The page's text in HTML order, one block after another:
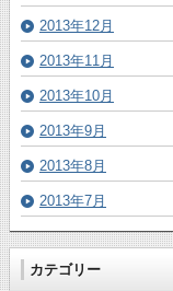
2013年12月
2013年11月
2013年10月
2013年9月
2013年8月
2013年7月
カテゴリー